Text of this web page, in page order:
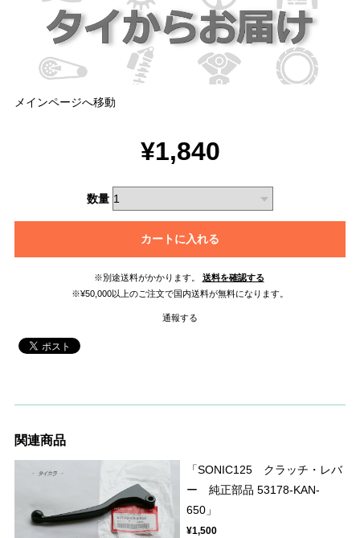
メインページへ移動
¥1,840
数量
カートに入れる
※別途送料がかかります。
送料を確認する
※¥50,000以上のご注文で国内送料が無料になります。
通報する
関連商品
「SONIC125 クラッチ・レバ
ー 純正部品 53178-KAN-
650」
¥1,500